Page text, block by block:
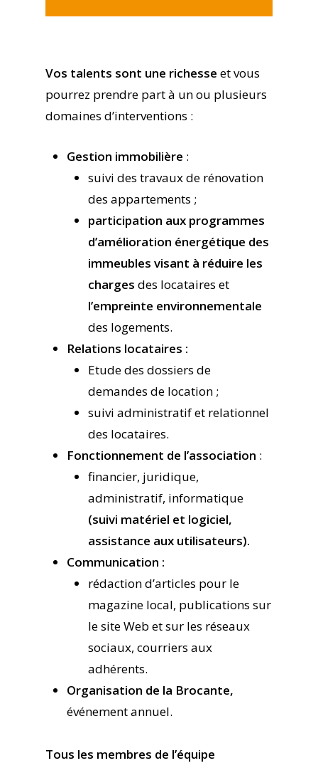
Vos talents sont une richesseet vous
pourrez prendre part à un ou plusieurs
domaines d’interventions :
Gestion immobilière :
suivi des travaux de rénovation
des appartements ;
participation aux programmes
d’amélioration énergétique des
immeubles visant à réduire les
charges des locataires et
l’empreinte environnementale
des logements.
Relations locataires :
Etude des dossiers de
demandes de location ;
suivi administratif et relationnel
des locataires.
Fonctionnement de l’association :
financier, juridique,
administratif, informatique
(suivi matériel et logiciel,
assistance aux utilisateurs).
Communication :
rédaction d’articles pour le
magazine local, publications sur
le site Web et sur les réseaux
sociaux, courriers aux
adhérents.
Organisation de la Brocante,
événement annuel.
Tous les membres de l’équipe